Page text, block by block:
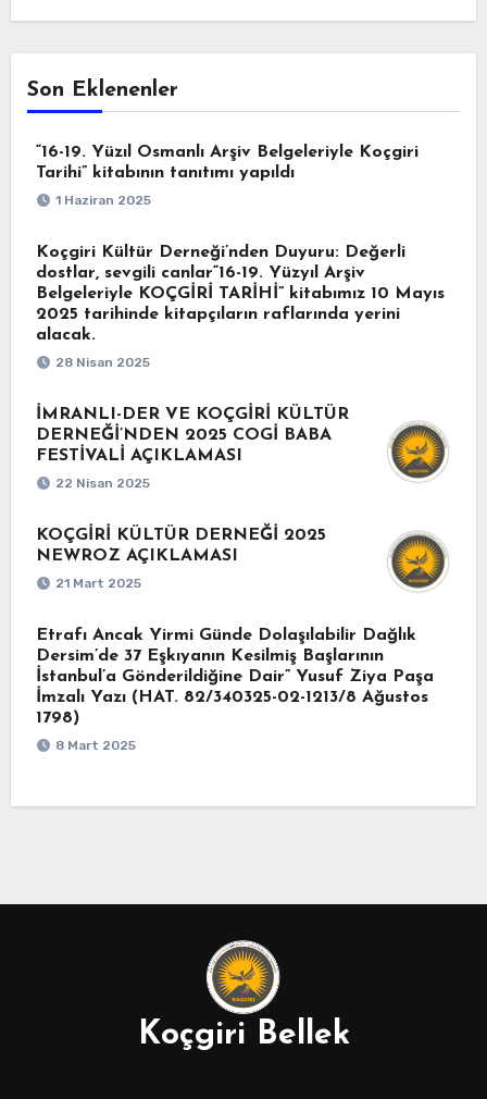
Son Eklenenler
“16-19. Yüzıl Osmanlı Arşiv Belgeleriyle Koçgiri
Tarihi” kitabının tanıtımı yapıldı
1 Haziran 2025
Koçgiri Kültür Derneği’nden Duyuru: Değerli
dostlar, sevgili canlar“16-19. Yüzyıl Arşiv
Belgeleriyle KOÇGİRİ TARİHİ” kitabımız 10 Mayıs
2025 tarihinde kitapçıların raflarında yerini
alacak.
28 Nisan 2025
İMRANLI-DER VE KOÇGİRİ KÜLTÜR
DERNEĞİ’NDEN 2025 COGİ BABA
FESTİVALİ AÇIKLAMASI
22 Nisan 2025
KOÇGİRİ KÜLTÜR DERNEĞİ 2025
NEWROZ AÇIKLAMASI
21 Mart 2025
Etrafı Ancak Yirmi Günde Dolaşılabilir Dağlık
Dersim’de 37 Eşkıyanın Kesilmiş Başlarının
İstanbul’a Gönderildiğine Dair” Yusuf Ziya Paşa
İmzalı Yazı (HAT. 82/340325-02-1213/8 Ağustos
1798)
8 Mart 2025
Koçgiri Bellek